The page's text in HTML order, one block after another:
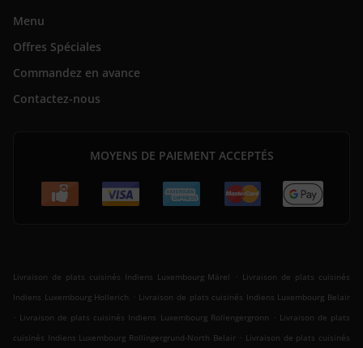
Menu
Offres Spéciales
Commandez en avance
Contactez-nous
MOYENS DE PAIEMENT ACCEPTÉS
Livraison de plats cuisinés Indiens Luxembourg Märel . Livraison de plats cuisinés
Indiens Luxembourg Hollerich . Livraison de plats cuisinés Indiens Luxembourg Belair
. Livraison de plats cuisinés Indiens Luxembourg Rollengergronn . Livraison de plats
cuisinés Indiens Luxembourg Rollingergrund-North Belair . Livraison de plats cuisinés